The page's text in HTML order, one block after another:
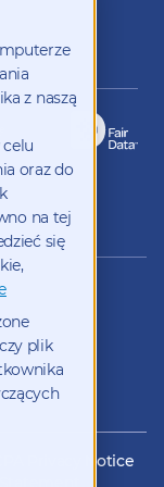
z naszą
oraz do
na tej
się
plik
Privacy Notice